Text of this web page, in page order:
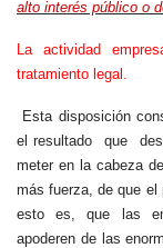
alto interés público o
La actividad
tratamiento legal.
Esta disposición
el resultado que
meter en la cabeza
más fuerza, de que
esto es, que las
apoderen de las